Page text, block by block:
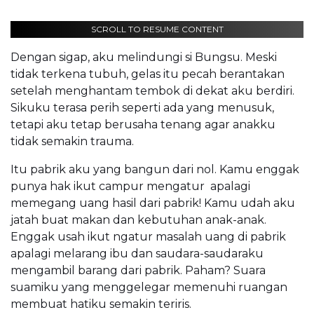
SCROLL TO RESUME CONTENT
Dengan sigap, aku melindungi si Bungsu. Meski
tidak terkena tubuh, gelas itu pecah berantakan
setelah menghantam tembok di dekat aku berdiri.
Sikuku terasa perih seperti ada yang menusuk,
tetapi aku tetap berusaha tenang agar anakku
tidak semakin trauma.
Itu pabrik aku yang bangun dari nol. Kamu enggak
punya hak ikut campur mengatur apalagi
memegang uang hasil dari pabrik! Kamu udah aku
jatah buat makan dan kebutuhan anak-anak.
Enggak usah ikut ngatur masalah uang di pabrik
apalagi melarang ibu dan saudara-saudaraku
mengambil barang dari pabrik. Paham? Suara
suamiku yang menggelegar memenuhi ruangan
membuat hatiku semakin teriris.